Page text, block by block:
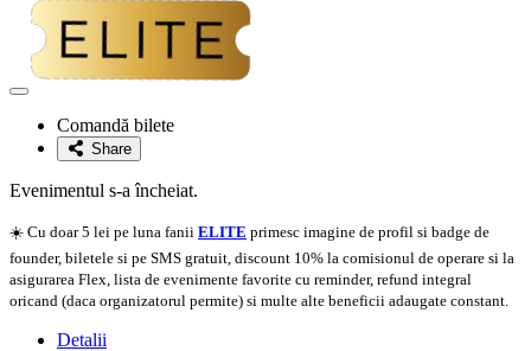
Adaugă
favoriteComandă bilete
Share
Evenimentul s-a încheiat.
☀️ Cu doar 5 lei pe luna fanii ELITE primesc imagine de profil si badge de
founder, biletele si pe SMS gratuit, discount 10% la comisionul de operare si la
asigurarea Flex, lista de evenimente favorite cu reminder, refund integral
oricand (daca organizatorul permite) si multe alte beneficii adaugate constant.
Detalii